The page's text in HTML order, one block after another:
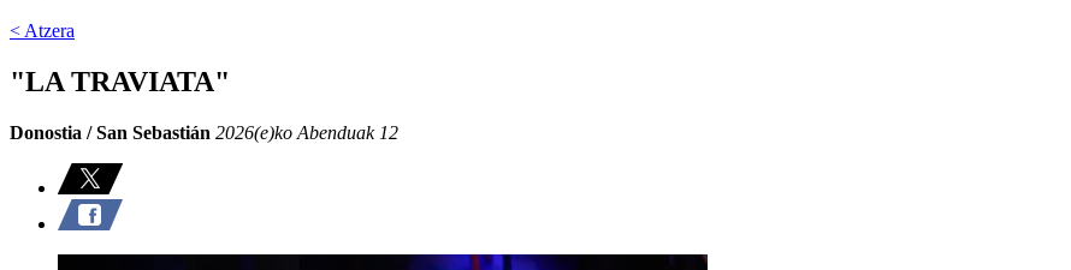
< Atzera
"LA TRAVIATA"
Donostia / San Sebastián 2026(e)ko Abenduak 12